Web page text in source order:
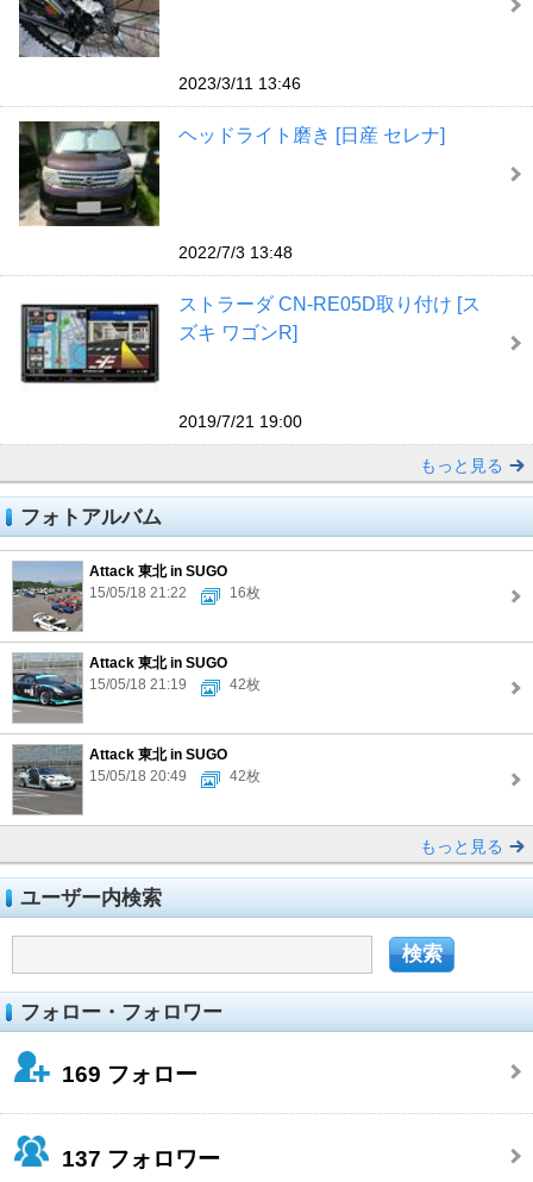
2023/3/11 13:46
ヘッドライト磨き [日産 セレナ]
2022/7/3 13:48
ストラーダ CN-RE05D取り付け [ス
ズキ ワゴンR]
2019/7/21 19:00
もっと見る
フォトアルバム
Attack 東北 in SUGO
15/05/18 21:22
16枚
Attack 東北 in SUGO
15/05/18 21:19
42枚
Attack 東北 in SUGO
15/05/18 20:49
42枚
もっと見る
ユーザー内検索
フォロー・フォロワー
169 フォロー
137 フォロワー